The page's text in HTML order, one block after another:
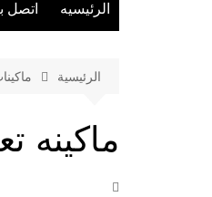
الرئيسيه اتصل
الرئيسية
ماكينه